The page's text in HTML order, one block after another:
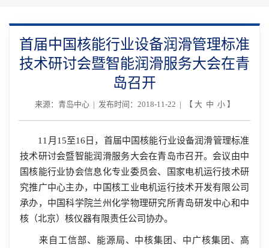
首届中国核能行业设备润滑管理标准
技术研讨会暨智能润滑服务大会在青
岛召开
来源：青岛中心 | 发布时间：2018-11-22 | 【 大 中 小】
11月15至16日，首届中国核能行业设备润滑管理标准
技术研讨会暨智能润滑服务大会在青岛市召开。会议由中
国核能行业协会信息化专业委员会、国家电机运行技术研
究推广中心主办，中国核工业电机运行技术开发有限公司
承办，中国科学院兰州化学物理研究所青岛研发中心和中
核（北京）核仪器有限责任公司协办。
来自工信部、能源局、中核集团、中广核集团、高